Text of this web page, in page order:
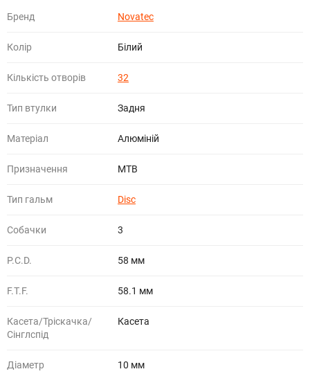
Бренд Novatec
Колір Білий
Кількість отворів 32
Тип втулки Задня
Матеріал Алюміній
Призначення МТВ
Тип гальм Disc
Собачки 3
P.C.D. 58 мм
F.T.F. 58.1 мм
Касета/Тріскачка/
Сінглспід
Касета
Діаметр 10 мм